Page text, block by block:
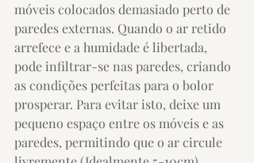
móveis colocados demasiado perto de
paredes externas. Quando o ar retido
arrefece e a humidade é libertada,
pode infiltrar-se nas paredes, criando
as condições perfeitas para o bolor
prosperar. Para evitar isto, deixe um
pequeno espaço entre os móveis e as
paredes, permitindo que o ar circule